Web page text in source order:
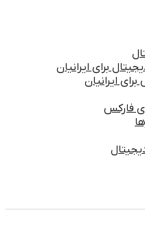
برای ایرانیان
ایرانیان
فارکس